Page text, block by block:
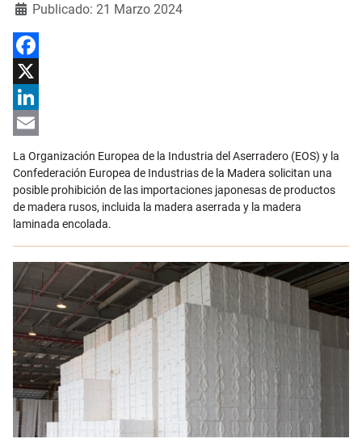
Detalles
Publicado: 21 Marzo 2024
Facebook
X
LinkedIn
La Organización Europea de la Industria del Aserradero (EOS) y la
Confederación Europea de Industrias de la Madera solicitan una
posible prohibición de las importaciones japonesas de productos
de madera rusos, incluida la madera aserrada y la madera
laminada encolada.